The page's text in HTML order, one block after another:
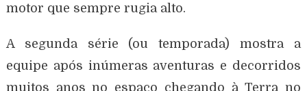
motor que sempre rugia alto.
A segunda série (ou temporada) mostra a
equipe após inúmeras aventuras e decorridos
muitos anos no espaço chegando à Terra no